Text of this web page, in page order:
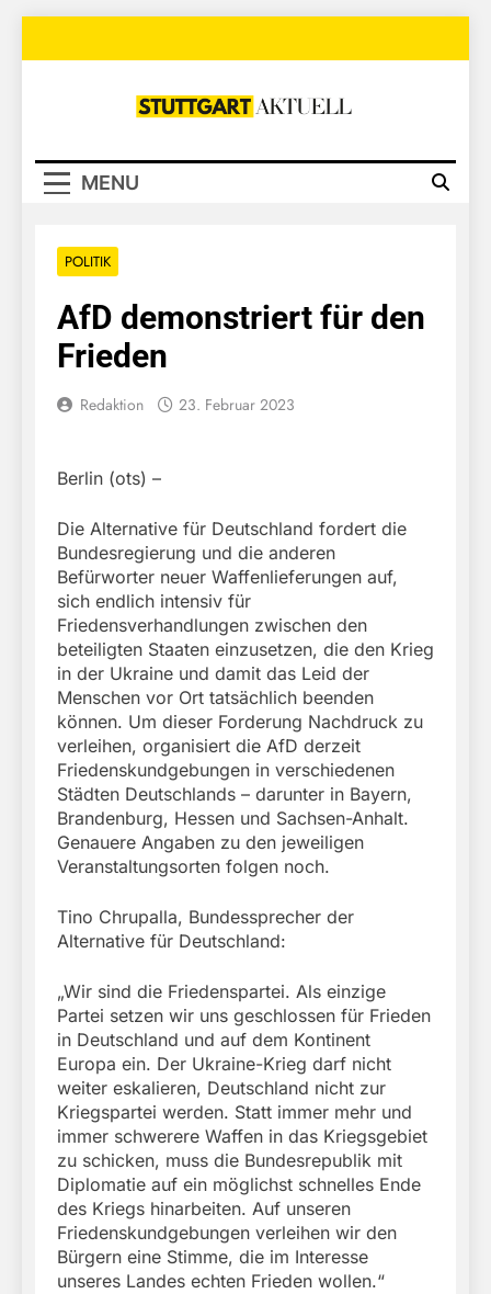
Stuttgart
MENU
POLITIK
AfD demonstriert für den
Frieden
Redaktion 23. Februar 2023
Berlin (ots) –
Die Alternative für Deutschland fordert die
Bundesregierung und die anderen
Befürworter neuer Waffenlieferungen auf,
sich endlich intensiv für
Friedensverhandlungen zwischen den
beteiligten Staaten einzusetzen, die den Krieg
in der Ukraine und damit das Leid der
Menschen vor Ort tatsächlich beenden
können. Um dieser Forderung Nachdruck zu
verleihen, organisiert die AfD derzeit
Friedenskundgebungen in verschiedenen
Städten Deutschlands – darunter in Bayern,
Brandenburg, Hessen und Sachsen-Anhalt.
Genauere Angaben zu den jeweiligen
Veranstaltungsorten folgen noch.
Tino Chrupalla, Bundessprecher der
Alternative für Deutschland:
„Wir sind die Friedenspartei. Als einzige
Partei setzen wir uns geschlossen für Frieden
in Deutschland und auf dem Kontinent
Europa ein. Der Ukraine-Krieg darf nicht
weiter eskalieren, Deutschland nicht zur
Kriegspartei werden. Statt immer mehr und
immer schwerere Waffen in das Kriegsgebiet
zu schicken, muss die Bundesrepublik mit
Diplomatie auf ein möglichst schnelles Ende
des Kriegs hinarbeiten. Auf unseren
Friedenskundgebungen verleihen wir den
Bürgern eine Stimme, die im Interesse
unseres Landes echten Frieden wollen.“